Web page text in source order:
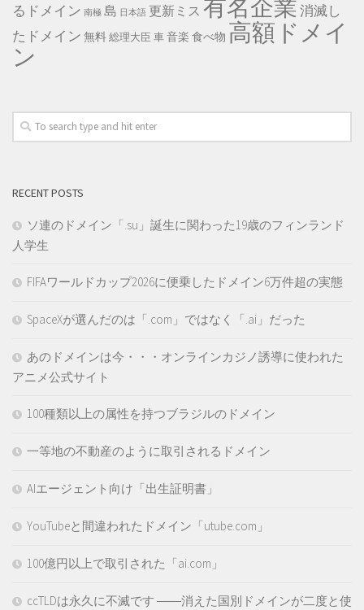
るドメイン 南極 島 日本語 更新ミス 有名企業消滅し
たドメイン 無料 総理大臣 車 音楽 食べ物 高額ドメイ
ン
RECENT POSTS
ソ連のドメイン「.su」誕生に関わった19歳のフィンランド
人学生
FIFAワールドカップ2026に便乗したドメイン6万件超の実態
SpaceXが選んだのは「.com」ではなく「.ai」だった
あのドメインは今・・・オンラインカジノ誘導に使われた
アニメ公式サイト
100種類以上の属性を持つブラジルのドメイン
一等地の不動産のように取引されるドメイン
AIエージェント向け「出生証明書」
YouTubeと間違われたドメイン「utube.com」
100億円以上で取引された「ai.com」
ccTLDは永久に不滅です ――消えた国別ドメインが二度と使